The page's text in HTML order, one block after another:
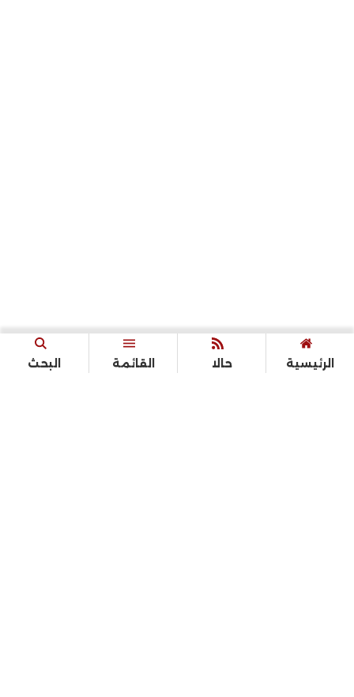
الرئيسية حالا القائمة البحث